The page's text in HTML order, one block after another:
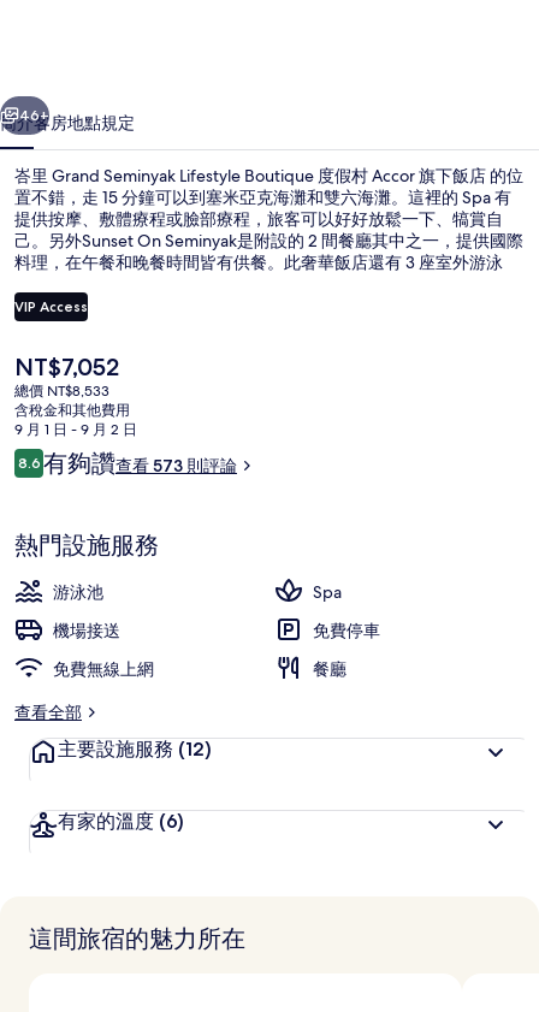
假
村
Accor
旗
下
飯
店
的
相
片
集
個 下一個
46+
簡介客房地點規定
峇里 Grand Seminyak Lifestyle Boutique 度假村 Accor 旗下飯店 的位
置不錯，走 15 分鐘可以到塞米亞克海灘和雙六海灘。這裡的 Spa 有
提供按摩、敷體療程或臉部療程，旅客可以好好放鬆一下、犒賞自
己。另外Sunset On Seminyak是附設的 2 間餐廳其中之一，提供國際
料理，在午餐和晚餐時間皆有供餐。此奢華飯店還有 3 座室外游泳
VIP Access
目
前
的
價
格
是
NT$7,052
總價 NT$8,533
含稅金和其他費用
9 月 1 日 - 9 月 2 日
評
論
8.68.6 分，滿分 10 分，
有夠讚查看 573 則評論
熱門設施服務
游泳池
Spa
機場接送
免費停車
免費無線上網
餐廳
查看全部
主要設施服務 (12)
有家的溫度 (6)
這間旅宿的魅力所在